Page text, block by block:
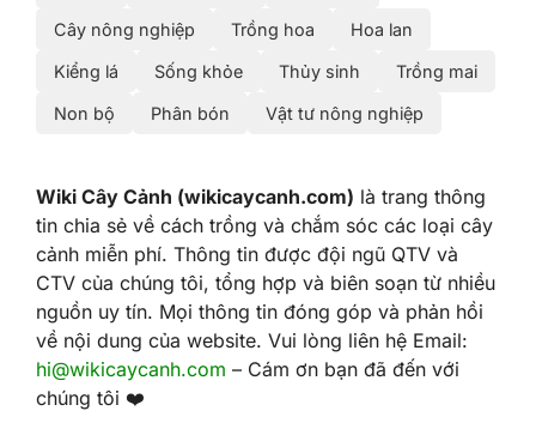
Cây nông nghiệp Trồng hoa Hoa lan
Kiểng lá Sống khỏe Thủy sinh Trồng mai
Non bộ Phân bón Vật tư nông nghiệp
Wiki Cây Cảnh (wikicaycanh.com) là trang thông
tin chia sẻ về cách trồng và chắm sóc các loại cây
cảnh miễn phí. Thông tin được đội ngũ QTV và
CTV của chúng tôi, tổng hợp và biên soạn từ nhiều
nguồn uy tín. Mọi thông tin đóng góp và phản hồi
về nội dung của website. Vui lòng liên hệ Email:
hi@wikicaycanh.com – Cám ơn bạn đã đến với
chúng tôi ❤️